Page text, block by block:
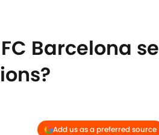
Barcelona se
Add us as a preferred source